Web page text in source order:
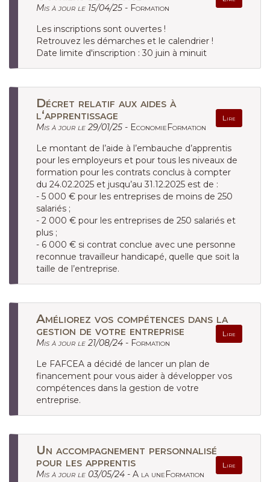
Mis à jour le 15/04/25 - Formation
Les inscriptions sont ouvertes !
Retrouvez les démarches et le calendrier !
Date limite d'inscription : 30 juin à minuit
Décret relatif aux aides à
l‘apprentissage
Lire
Mis à jour le 29/01/25 - EconomieFormation
Le montant de l’aide à l’embauche d’apprentis
pour les employeurs et pour tous les niveaux de
formation pour les contrats conclus à compter
du 24.02.2025 et jusqu’au 31.12.2025 est de :
- 5 000 € pour les entreprises de moins de 250
salariés ;
- 2 000 € pour les entreprises de 250 salariés et
plus ;
- 6 000 € si contrat conclue avec une personne
reconnue travailleur handicapé, quelle que soit la
taille de l’entreprise.
Améliorez vos compétences dans la
gestion de votre entreprise
Lire
Mis à jour le 21/08/24 - Formation
Le FAFCEA a décidé de lancer un plan de
financement pour vous aider à développer vos
compétences dans la gestion de votre
entreprise.
Un accompagnement personnalisé
pour les apprentis
Lire
Mis à jour le 03/05/24 - A la uneFormation